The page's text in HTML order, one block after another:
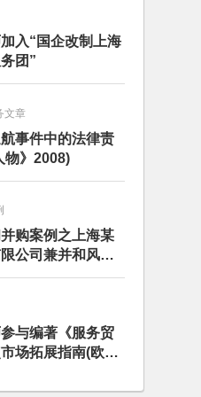
入“国企改制上海
团”
文章
事件中的法律责
物》2008)
购案例之上海某
公司兼并和风险
与编著《服务贸
场拓展指南(欧洲